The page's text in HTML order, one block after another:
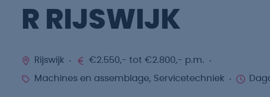
R RIJSWIJK
Rijswijk €2.550,- tot €2.800,- p.m.
Machines en assemblage, Servicetechniek